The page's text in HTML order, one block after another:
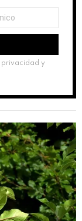
privacidad y